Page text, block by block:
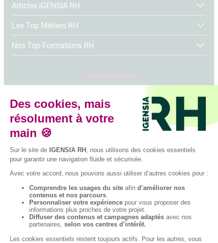
Articles IGENSIA RH
Les Top Métiers RH
Nos Top Formations RH
Suivez-nous sur les réseaux sociaux
Facebook Instagram
LinkedIn
YouTube
TikTok
© 2026 IGENSIA RH,
Établissement
supérieur privé,
Association à but non
lucratif, tous droits
réservés – Mise à jour
site : Janvier 2026
Charte des données
personnelles